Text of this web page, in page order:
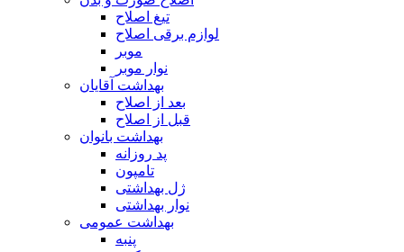
تیغ اصلاح
لوازم برقی اصلاح
موبر
نوار موبر
بهداشت آقایان
بعد از اصلاح
قبل از اصلاح
بهداشت بانوان
پد روزانه
تامپون
ژل بهداشتی
نوار بهداشتی
بهداشت عمومی
پنبه